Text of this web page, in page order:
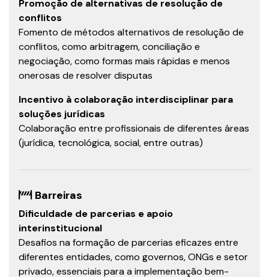
Promoção de alternativas de resolução de
conflitos
Fomento de métodos alternativos de resolução de
conflitos, como arbitragem, conciliação e
negociação, como formas mais rápidas e menos
onerosas de resolver disputas
Incentivo à colaboração interdisciplinar para
soluções jurídicas
Colaboração entre profissionais de diferentes áreas
(jurídica, tecnológica, social, entre outras)
Barreiras
Dificuldade de parcerias e apoio
interinstitucional
Desafios na formação de parcerias eficazes entre
diferentes entidades, como governos, ONGs e setor
privado, essenciais para a implementação bem-